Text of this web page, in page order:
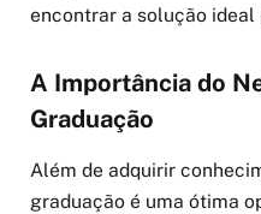
encontrar a solução ideal
A Importância do
Graduação
Além de adquirir
graduação é uma ótima